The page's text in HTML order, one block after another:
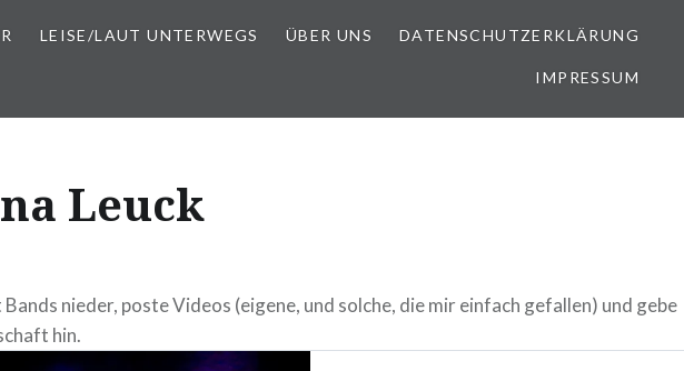
LEISE/LAUT UNTERWEGS ÜBER UNS DATENSCHUTZERKLÄRUNG
IMPRESSUM
Leuck
nieder, poste Videos (eigene, und solche, die mir einfach gefallen) und gebe
hin.